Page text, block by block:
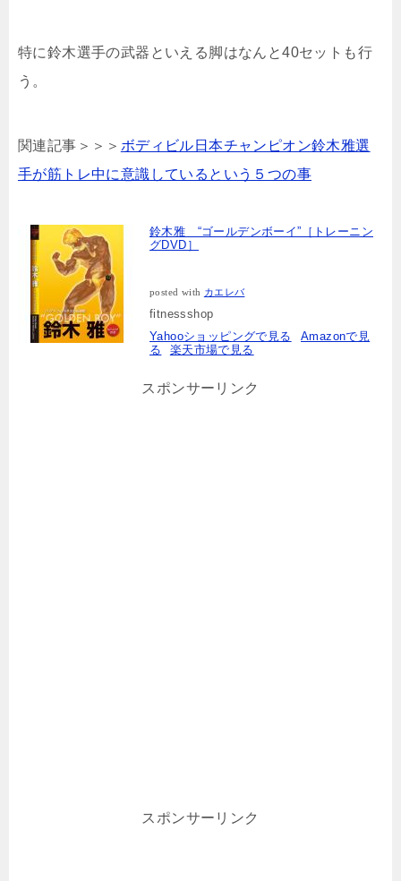
特に鈴木選手の武器といえる脚はなんと40セットも行
う。
関連記事＞＞＞ ボディビル日本チャンピオン鈴木雅選
手が筋トレ中に意識しているという５つの事
鈴木雅 “ゴールデンボーイ”［トレーニン
グDVD］
posted with カエレバ
fitnessshop
Yahooショッピングで見る
Amazonで見
る
楽天市場で見る
スポンサーリンク
スポンサーリンク